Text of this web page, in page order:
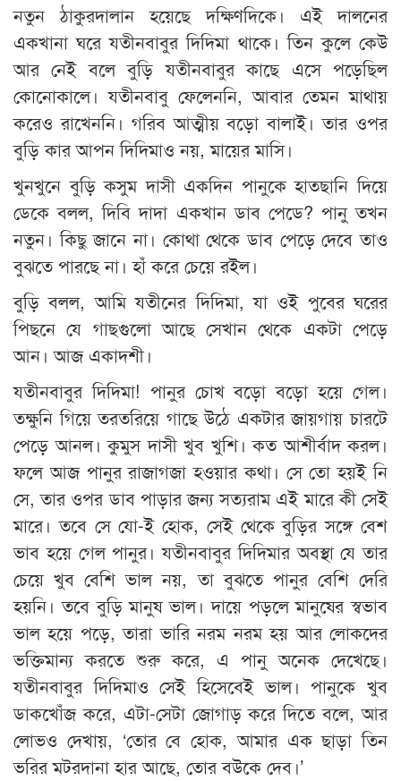
নতুন ঠাকুরদালান হয়েছে দক্ষিণদিকে। এই দালনের
একখানা ঘরে যতীনবাবুর দিদিমা থাকে। তিন কুলে কেউ
আর নেই বলে বুড়ি যতীনবাবুর কাছে এসে পড়েছিল
কোনোকালে। যতীনবাবু ফেলেননি, আবার তেমন মাথায়
করেও রাখেননি। গরিব আত্মীয় বড়ো বালাই। তার ওপর
বুড়ি কার আপন দিদিমাও নয়, মায়ের মাসি।
খুনখুনে বুড়ি ‍কসুম দাসী একদিন পানুকে হাতছানি দিয়ে
ডেকে বলল, দিবি দাদা একখান ডাব পেডে? পানু তখন
নতুন। কিছু জানে না। কোথা থেকে ডাব পেড়ে দেবে তাও
বুঝতে পারছে না। হাঁ করে চেয়ে রইল।
বুড়ি বলল, আমি যতীনের দিদিমা, যা ওই পুবের ঘরের
পিছনে যে গাছগুলো আছে সেখান থেকে একটা পেড়ে
আন। আজ একাদশী।
যতীনবাবুর দিদিমা! পানুর চোখ বড়ো বড়ো হয়ে গেল।
তক্ষুনি গিয়ে তরতরিয়ে গাছে উঠে একটার জায়গায় চারটে
পেড়ে আনল। কুমুস দাসী খুব খুশি। কত আশীর্বাদ করল।
ফলে আজ পানুর রাজাগজা হওয়ার কথা। সে তো হয়ই নি
সে, তার ওপর ডাব পাড়ার জন্য সত্যরাম এই মারে কী সেই
মারে। তবে সে যাে-ই হোক, সেই থেকে বুড়ির সঙ্গে বেশ
ভাব হয়ে গেল পানুর। যতীনবাবুর দিদিমার অবস্থা যে তার
চেয়ে খুব বেশি ভাল নয়, তা বুঝতে পানুর বেশি দেরি
হয়নি। তবে বুড়ি মানুষ ভাল। দায়ে পড়লে মানুষের স্বভাব
ভাল হয়ে পড়ে, তারা ভারি নরম নরম হয় আর লোকদের
ভক্তিমান্য করতে শুরু করে, এ পানু অনেক দেখেছে।
যতীনবাবুর দিদিমাও সেই হিসেবেই ভাল। পানুকে খুব
ডাকখোঁজ করে, এটা-সেটা জোগাড় করে দিতে বলে, আর
লোভও দেখায়, ‘তোর বে হোক, আমার এক ছাড়া তিন
ভরির মটরদানা হার আছে, তোর বউকে দেব।’